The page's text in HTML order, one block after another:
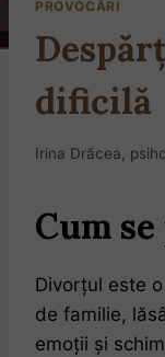
PROVOCĂRI
dificilă
Irina Drăcea,
Cum
Divorțul este
de familie,
emoții și